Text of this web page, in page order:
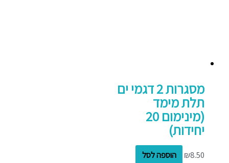
מסגרות 2 דגמי ים
תלת מימד
(מינימום 20
יחידות)
₪8.50 הוספה לסל